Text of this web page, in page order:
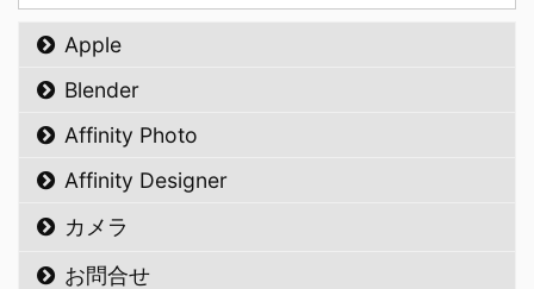
Apple
Blender
Affinity Photo
Affinity Designer
カメラ
お問合せ